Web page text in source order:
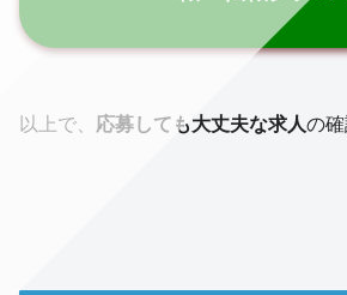
以上で、 応募しても大丈夫な求人の確